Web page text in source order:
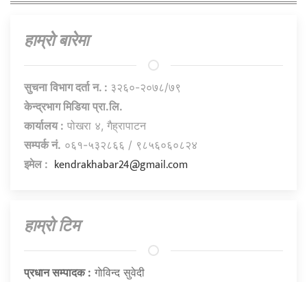
हाम्राे बारेमा
सुचना विभाग दर्ता न. : ३२६०-२०७८/७९
केन्द्रभाग मिडिया प्रा.लि.
कार्यालय : पोखरा ४, गैह्रापाटन
सम्पर्क नं. ०६१-५३२८६६ / ९८५६०६०८२४
इमेल : kendrakhabar24@gmail.com
हाम्राे टिम
प्रधान सम्पादक : गाेविन्द सुवेदी